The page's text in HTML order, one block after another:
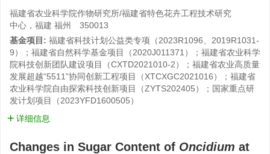
福建省农业科学院作物研究所/福建省特色花卉工程技术研究
中心，福建 福州 350013
基金项目: 福建省科技计划公益类专项（2023R1096、2019R1031-
9）；福建省自然科学基金项目（2020J011371）；福建省农业科学
院科技创新团队建设项目（CXTD2021010-2）；福建省农业高质量
发展超越“5511”协同创新工程项目（XTCXGC2021016）；福建省
农业科学院自由探索科技创新项目（ZYTS202405）；国家重点研
发计划项目（2023YFD1600505）
详细信息
Changes in Sugar Content of Oncidium at